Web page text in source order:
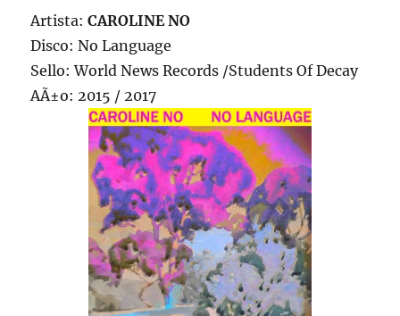
Artista:CAROLINE NO
Disco: No Language
Sello: World News Records /Students Of Decay
AÃ±o: 2015 / 2017